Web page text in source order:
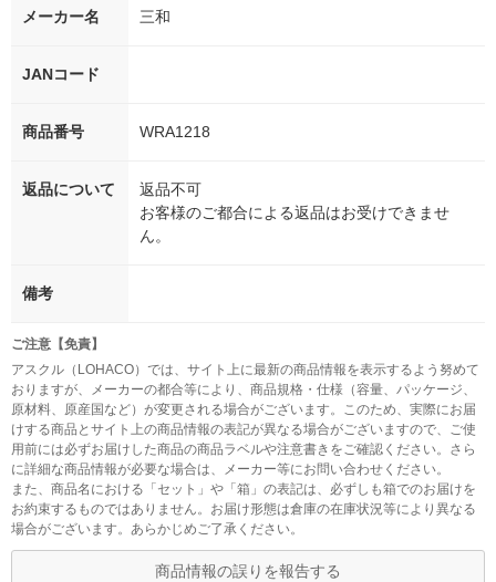
メーカー名 三和
JANコード
商品番号 WRA1218
返品について
返品不可
お客様のご都合による返品はお受けできませ
ん。
備考
ご注意【免責】
アスクル（LOHACO）では、サイト上に最新の商品情報を表示するよう努めて
おりますが、メーカーの都合等により、商品規格・仕様（容量、パッケージ、
原材料、原産国など）が変更される場合がございます。このため、実際にお届
けする商品とサイト上の商品情報の表記が異なる場合がございますので、ご使
用前には必ずお届けした商品の商品ラベルや注意書きをご確認ください。さら
に詳細な商品情報が必要な場合は、メーカー等にお問い合わせください。
また、商品名における「セット」や「箱」の表記は、必ずしも箱でのお届けを
お約束するものではありません。お届け形態は倉庫の在庫状況等により異なる
場合がございます。あらかじめご了承ください。
商品情報の誤りを報告する